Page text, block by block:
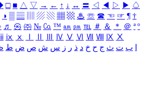
□ ■ △ ▽ → ← ↑ ↓ ↔ 〓 ◁ ◀ ▷ ▶ ♤
◑ ▒ ▤ ▨ ▧ ▦ ▩ ♨ ☏ ☎ ☜ ☞ ¶ †
♬ ㉿ ㈜ № ㏇ ™ ㏂ ㏘ ℡ ＃ ＆ ＊ ＠ ª º
ⅸ ⅹ Ⅳ Ⅴ Ⅵ Ⅶ Ⅷ Ⅸ Ⅹ
ب ت ث ج ح خ د ذ ر ز س ش ص ض ط